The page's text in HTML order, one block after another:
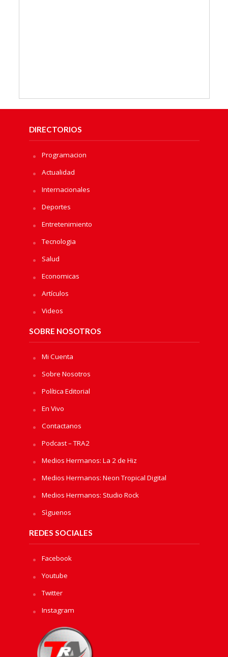
DIRECTORIOS
Programacion
Actualidad
Internacionales
Deportes
Entretenimiento
Tecnologia
Salud
Economicas
Artículos
Videos
SOBRE NOSOTROS
Mi Cuenta
Sobre Nosotros
Política Editorial
En Vivo
Contactanos
Podcast – TRA2
Medios Hermanos: La 2 de Hiz
Medios Hermanos: Neon Tropical Digital
Medios Hermanos: Studio Rock
Sìguenos
REDES SOCIALES
Facebook
Youtube
Twitter
Instagram